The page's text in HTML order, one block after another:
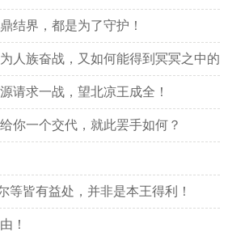
结界，都是为了守护！
人族奋战，又如何能得到冥冥之中的
请求一战，望北凉王成全！
你一个交代，就此罢手如何？
等皆有益处，并非是本王得利！
！